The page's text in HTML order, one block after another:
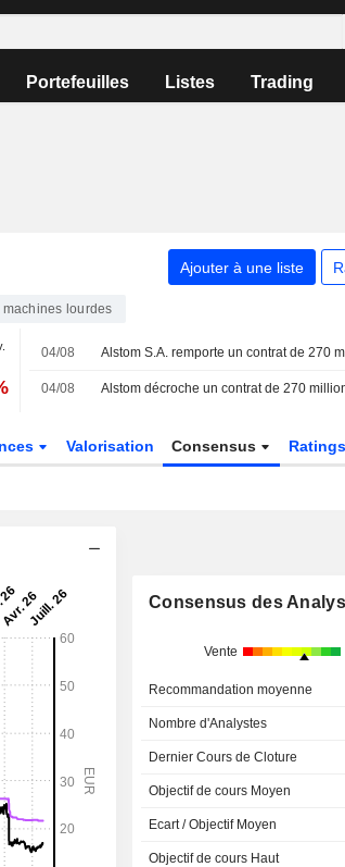
Portefeuilles Listes Trading
Ajouter à une liste
lourdes
04/08
04/08
Valorisation Consensus Ratings
Consensus des
Vente
Recommandation moyenne
Nombre d'Analystes
Dernier Cours de Cloture
Objectif de cours Moyen
Ecart / Objectif Moyen
Objectif de cours Haut